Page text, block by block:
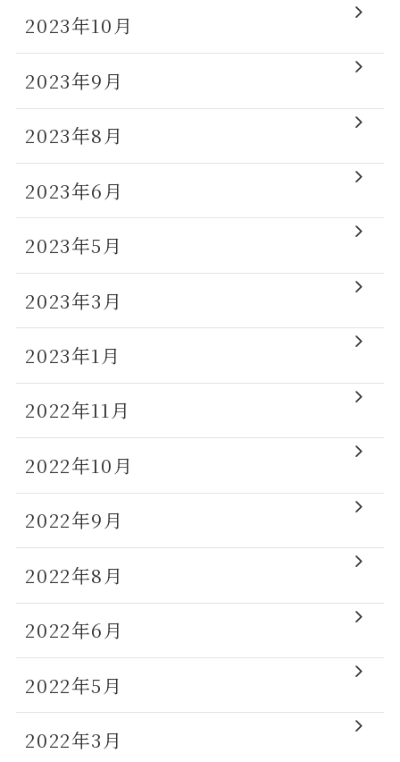
2023年10月
2023年9月
2023年8月
2023年6月
2023年5月
2023年3月
2023年1月
2022年11月
2022年10月
2022年9月
2022年8月
2022年6月
2022年5月
2022年3月